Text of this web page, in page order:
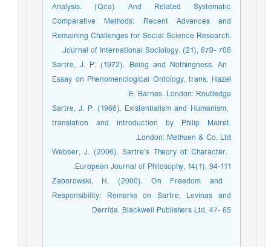
Analysis. (Qca) And Related Systematic
Comparative Methods: Recent Advances and
Remaining Challenges for Social Science Research.
Journal of International Sociology. (21), 670- 706.
­ Sartre, J. P. (1972). Being and Nothingness. An
Essay on Phenomenological Ontology, trans. Hazel
E. Barnes. London: Routledge.
­ Sartre, J. P. (1966). Existentialism and Humanism,
translation and introduction by Philip Mairet.
London: Methuen & Co. Ltd.
­ Webber, J. (2006). Sartre’s Theory of Character.
European Journal of Philosophy, 14(1), 94-111.
­ Zaborowski, H. (2000). On Freedom and
Responsibility: Remarks on Sartre, Levinas and
Derrida. Blackwell Publishers Ltd, 47- 65